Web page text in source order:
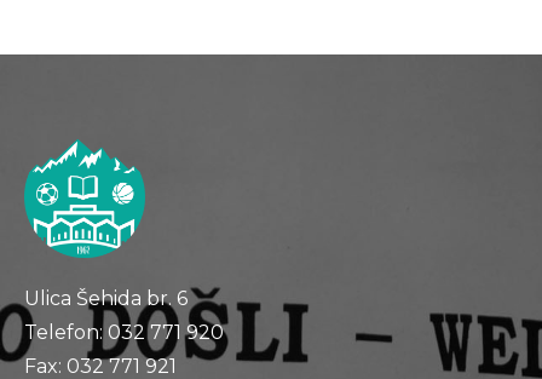
Ulica Šehida br. 6
Telefon: 032 771 920
Fax: 032 771 921